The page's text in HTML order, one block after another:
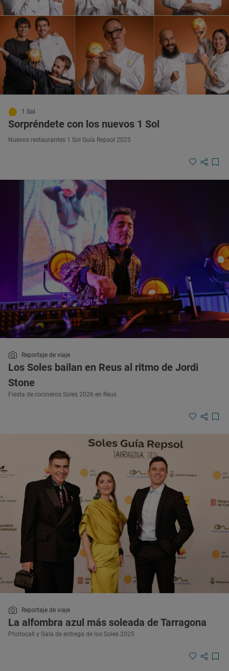
1 Sol
Sorpréndete con los nuevos 1 Sol
Nuevos restaurantes 1 Sol Guía Repsol 2025
Reportaje de viaje
Los Soles bailan en Reus al ritmo de Jordi
Stone
Fiesta de cocineros Soles 2026 en Reus
Reportaje de viaje
La alfombra azul más soleada de Tarragona
Photocall y Gala de entrega de los Soles 2025